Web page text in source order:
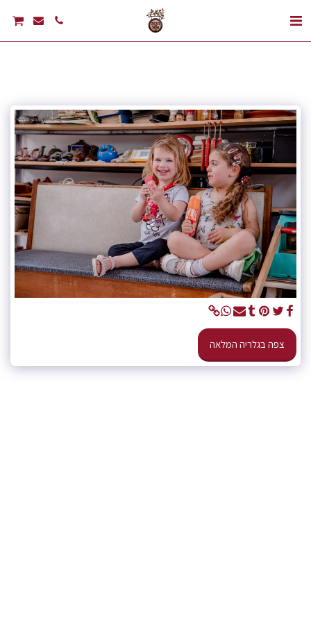
צפה בגלריה המלאה